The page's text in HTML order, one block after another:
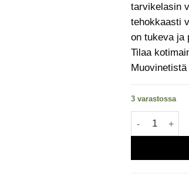
tarvikelasin
tehokkaasti
on tukeva ja
Tilaa
3 varastossa